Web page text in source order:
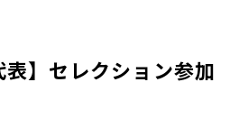
表】セレクション参加